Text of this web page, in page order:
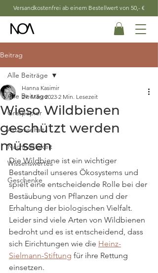
Versandkostenfrei ab einem Bestellwert von 50,- €
Beitrag
Alle Beiträge
Graspapier
Artenvielfalt
Nachhaltigkeit
Wissenswertes
Geschenke
Alle Beiträge
Wieso Wildbienen
geschützt werden
müssen
Hanna Kasimir
29. März 2023 2 Min. Lesezeit
Die Wildbiene ist ein wichtiger
Bestandteil unseres Ökosystems und
spielt eine entscheidende Rolle bei der
Bestäubung von Pflanzen und der
Erhaltung der biologischen Vielfalt.
Leider sind viele Arten von Wildbienen
bedroht und es ist entscheidend, dass
sich Eirichtungen wie die Heinz-
Sielmann-Stiftung für ihre Rettung
einsetzen.